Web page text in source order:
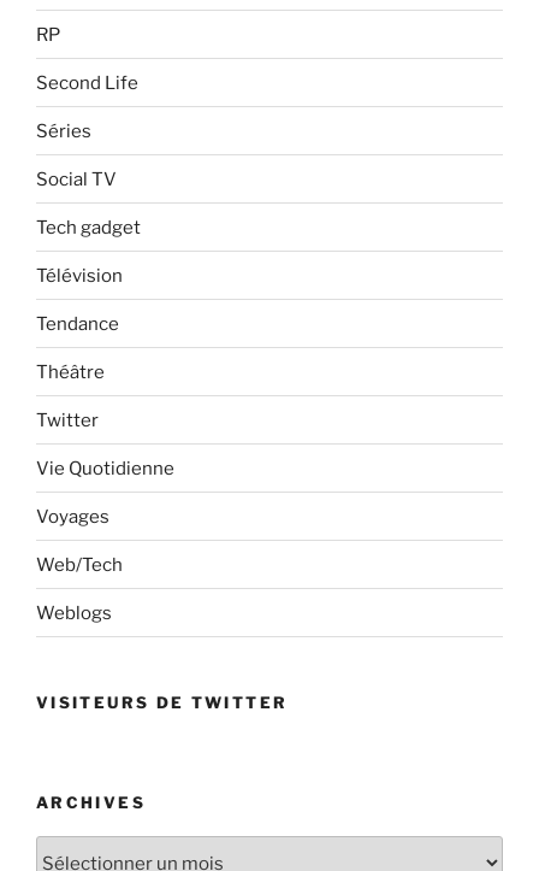
RP
Second Life
Séries
Social TV
Tech gadget
Télévision
Tendance
Théâtre
Twitter
Vie Quotidienne
Voyages
Web/Tech
Weblogs
VISITEURS DE TWITTER
ARCHIVES